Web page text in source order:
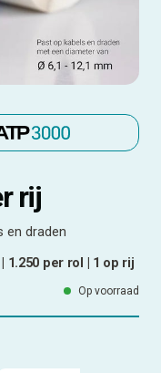
rij
en draden
1.250 per rol | 1 op rij
Op voorraad